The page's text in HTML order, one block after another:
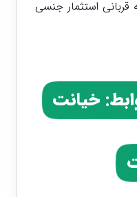
استثمار جنسی
خیانت